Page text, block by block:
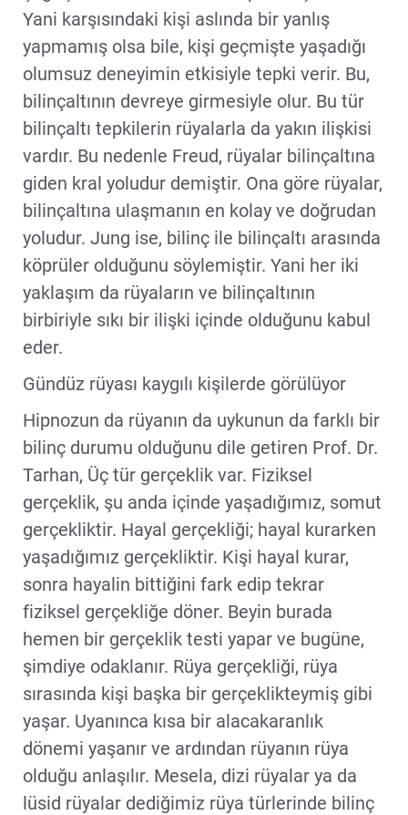
Yani karşısındaki kişi aslında bir yanlış
yapmamış olsa bile, kişi geçmişte yaşadığı
olumsuz deneyimin etkisiyle tepki verir. Bu,
bilinçaltının devreye girmesiyle olur. Bu tür
bilinçaltı tepkilerin rüyalarla da yakın ilişkisi
vardır. Bu nedenle Freud, rüyalar bilinçaltına
giden kral yoludur demiştir. Ona göre rüyalar,
bilinçaltına ulaşmanın en kolay ve doğrudan
yoludur. Jung ise, bilinç ile bilinçaltı arasında
köprüler olduğunu söylemiştir. Yani her iki
yaklaşım da rüyaların ve bilinçaltının
birbiriyle sıkı bir ilişki içinde olduğunu kabul
eder.
Gündüz rüyası kaygılı kişilerde görülüyor
Hipnozun da rüyanın da uykunun da farklı bir
bilinç durumu olduğunu dile getiren Prof. Dr.
Tarhan, Üç tür gerçeklik var. Fiziksel
gerçeklik, şu anda içinde yaşadığımız, somut
gerçekliktir. Hayal gerçekliği; hayal kurarken
yaşadığımız gerçekliktir. Kişi hayal kurar,
sonra hayalin bittiğini fark edip tekrar
fiziksel gerçekliğe döner. Beyin burada
hemen bir gerçeklik testi yapar ve bugüne,
şimdiye odaklanır. Rüya gerçekliği, rüya
sırasında kişi başka bir gerçeklikteymiş gibi
yaşar. Uyanınca kısa bir alacakaranlık
dönemi yaşanır ve ardından rüyanın rüya
olduğu anlaşılır. Mesela, dizi rüyalar ya da
lüsid rüyalar dediğimiz rüya türlerinde bilinç